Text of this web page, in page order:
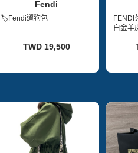
Fendi
🏷Fendi遛狗包
TWD 19,500
FENDI
白金羊